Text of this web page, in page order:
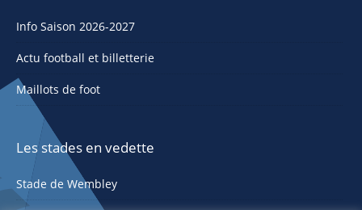
Info Saison 2026-2027
Actu football et billetterie
Maillots de foot
Les stades en vedette
Stade de Wembley